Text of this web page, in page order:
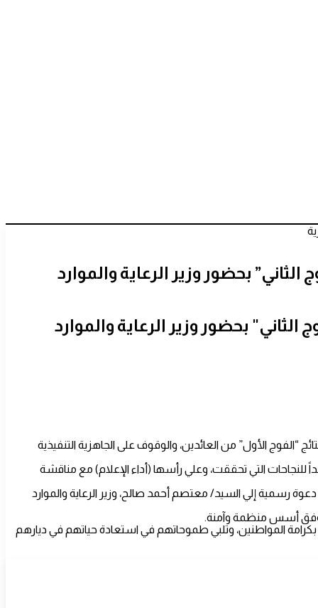
بحضور وزير الرعاية والموارد
بحضور وزير الرعاية والموارد
“الفوج الأول” من العائدين، والوقوف على الجاهزية التنفيذية
للنجاحات التي تحققت، وعلي رأسها (أداء الإعلام) مع مناقشة
رسمية إلي السيد/ معتصم أحمد صالح، وزير الرعاية والموارد
وفق أسس منظمة وآمنة.
بكرامة المواطنين، وتلبي طموحاتهم في استعادة حياتهم في ديارهم